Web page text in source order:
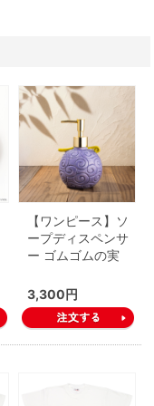
【ワンピース】ソ
ープディスペンサ
ー ゴムゴムの実
3,300円